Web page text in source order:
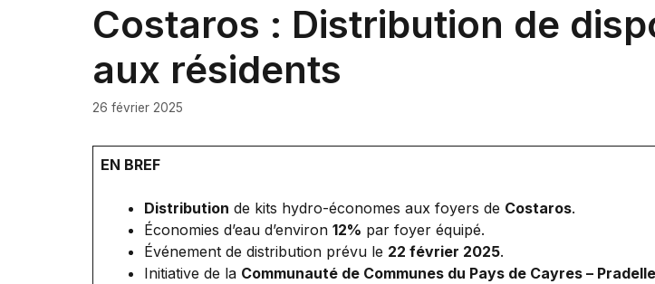
Costaros : Distribution de
aux résidents
26 février 2025
EN BREF
Distribution de kits hydro-économes aux foyers de Costaros.
Économies d’eau d’environ 12% par foyer équipé.
Événement de distribution prévu le 22 février 2025.
Initiative de la Communauté de Communes du Pays de Cayres –